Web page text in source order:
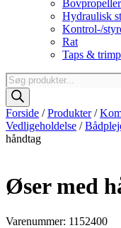
Bovpropeller
Hydraulisk
Kontrol-/
Rat
Taps &
Products
search
Forside /Produkter/
Vedligeholdelse /
håndtag
Øser med
Varenummer: 1152400